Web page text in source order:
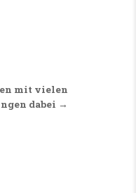
mit vielen
dabei →